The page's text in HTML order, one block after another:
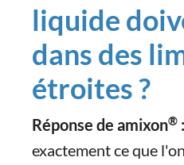
liquide
dans des
étroites ?
Réponse de amixon® :
exactement ce que